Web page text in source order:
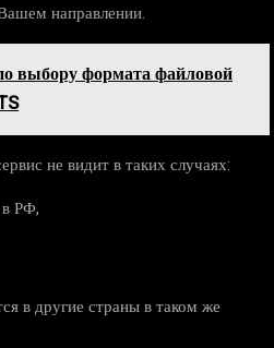
направлении.
выбору формата файловой
не видит в таких случаях:
в РФ,
в другие страны в таком же